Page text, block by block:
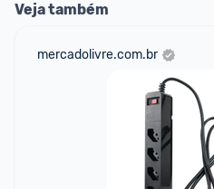
Veja também
mercadolivre.com.br